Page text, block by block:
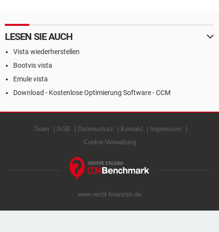
LESEN SIE AUCH
Vista wiederherstellen
Bootvis vista
Emule vista
Download - Kostenlose Optimierung Software - CCM
Team AGB Datenschutz Kontakt
Impressum
Cookie-Verwaltung
www.recht-finanzen.de